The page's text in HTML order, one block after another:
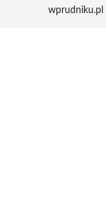
wprudniku.pl